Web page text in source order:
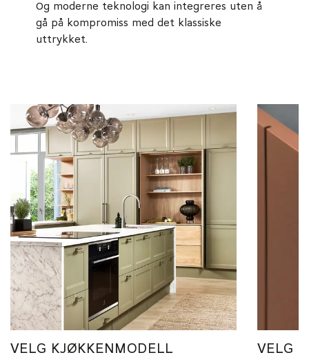
Og moderne teknologi kan integreres uten å
gå på kompromiss med det klassiske
uttrykket.
VELG KJØKKENMODELL VELG